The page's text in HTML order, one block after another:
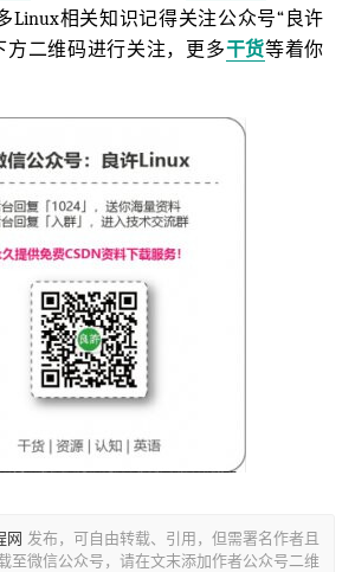
Linux相关知识记得关注公众号“良许
方二维码进行关注，更多干货等着你
网 发布，可自由转载、引用，但需署名作者且
至微信公众号，请在文末添加作者公众号二维